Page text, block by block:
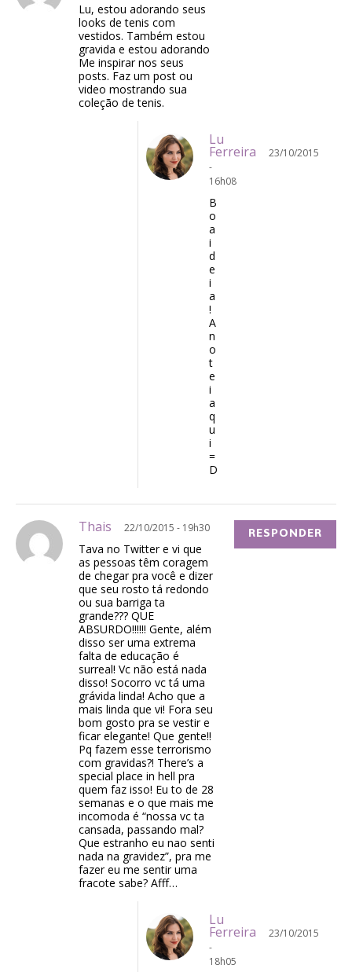
Lu, estou adorando seus
looks de tenis com
vestidos. Também estou
gravida e estou adorando
Me inspirar nos seus
posts. Faz um post ou
video mostrando sua
coleção de tenis.
Lu
Ferreira
23/10/2015
-
16h08
B
o
a
i
d
e
i
a
!
A
n
o
t
e
i
a
q
u
i
=
D
Thais 22/10/2015 - 19h30
Tava no Twitter e vi que
as pessoas têm coragem
de chegar pra você e dizer
que seu rosto tá redondo
ou sua barriga ta
grande??? QUE
ABSURDO!!!!!! Gente, além
disso ser uma extrema
falta de educação é
surreal! Vc não está nada
disso! Socorro vc tá uma
grávida linda! Acho que a
mais linda que vi! Fora seu
bom gosto pra se vestir e
ficar elegante! Que gente!!
Pq fazem esse terrorismo
com gravidas?! There’s a
special place in hell pra
quem faz isso! Eu to de 28
semanas e o que mais me
incomoda é “nossa vc ta
cansada, passando mal?
Que estranho eu nao senti
nada na gravidez”, pra me
fazer eu me sentir uma
fracote sabe? Afff…
RESPONDER
Lu
Ferreira
23/10/2015
-
18h05